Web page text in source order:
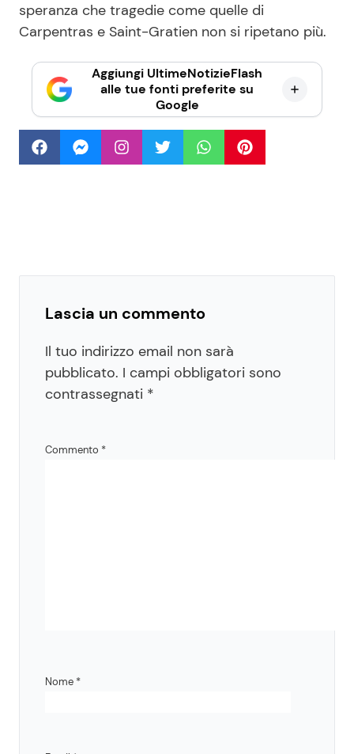
speranza che tragedie come quelle di
Carpentras e Saint-Gratien non si ripetano più.
Aggiungi UltimeNotizieFlash
alle tue fonti preferite su
Google
Lascia un commento
Il tuo indirizzo email non sarà
pubblicato. I campi obbligatori sono
contrassegnati *
Commento *
Nome *